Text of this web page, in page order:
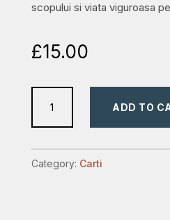
scopului si viata viguroasa
£15.00
Găsești
vigoare
ADD TO
Category: Carti